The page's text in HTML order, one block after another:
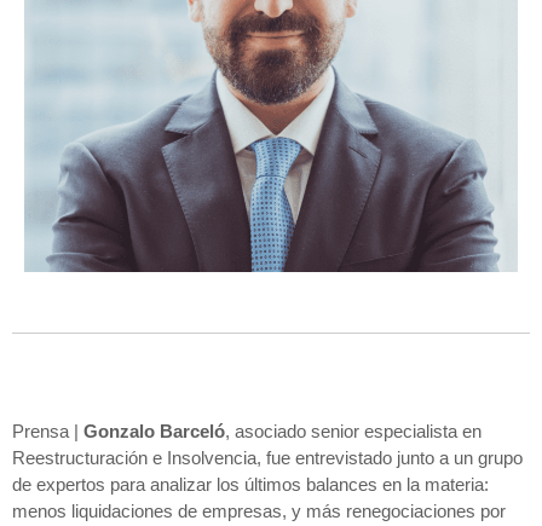
Prensa | Gonzalo Barceló, asociado senior especialista en
Reestructuración e Insolvencia, fue entrevistado junto a un grupo
de expertos para analizar los últimos balances en la materia:
menos liquidaciones de empresas, y más renegociaciones por